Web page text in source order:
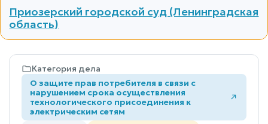
Приозерский городской суд (Ленинградская
область)
Категория дела
О защите прав потребителя в связи с
нарушением срока осуществления
технологического присоединения к
электрическим сетям